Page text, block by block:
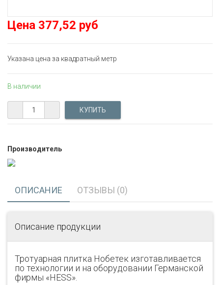
Цена 377,52 руб
Указана цена за квадратный метр
В наличии
Производитель
ОПИСАНИЕ ОТЗЫВЫ (0)
Описание продукции
Тротуарная плитка Нобетек изготавливается
по технологии и на оборудовании Германской
фирмы «НЕSS».